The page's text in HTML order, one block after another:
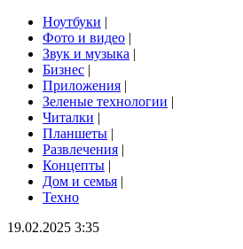
Ноутбуки |
Фото и видео |
Звук и музыка |
Бизнес |
Приложения |
Зеленые технологии |
Читалки |
Планшеты |
Развлечения |
Концепты |
Дом и семья |
Техно
19.02.2025 3:35